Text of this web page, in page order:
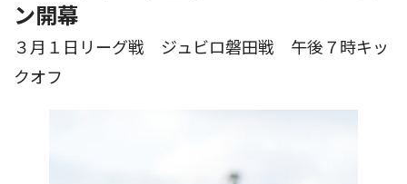
ン開幕
３月１日リーグ戦 ジュビロ磐田戦 午後７時キッ
クオフ